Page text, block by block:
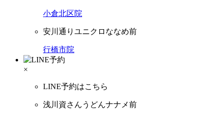
小倉北区院
安川通りユニクロななめ前
行橋市院
×
LINE予約はこちら
浅川資さんうどんナナメ前